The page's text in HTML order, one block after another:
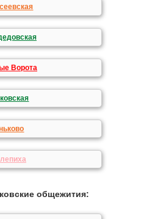
Ворота
общежития: